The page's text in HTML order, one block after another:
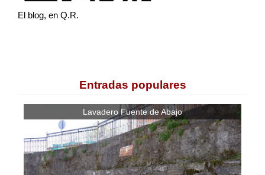
El blog, en Q.R.
Entradas populares
Lavadero Fuente de Abajo